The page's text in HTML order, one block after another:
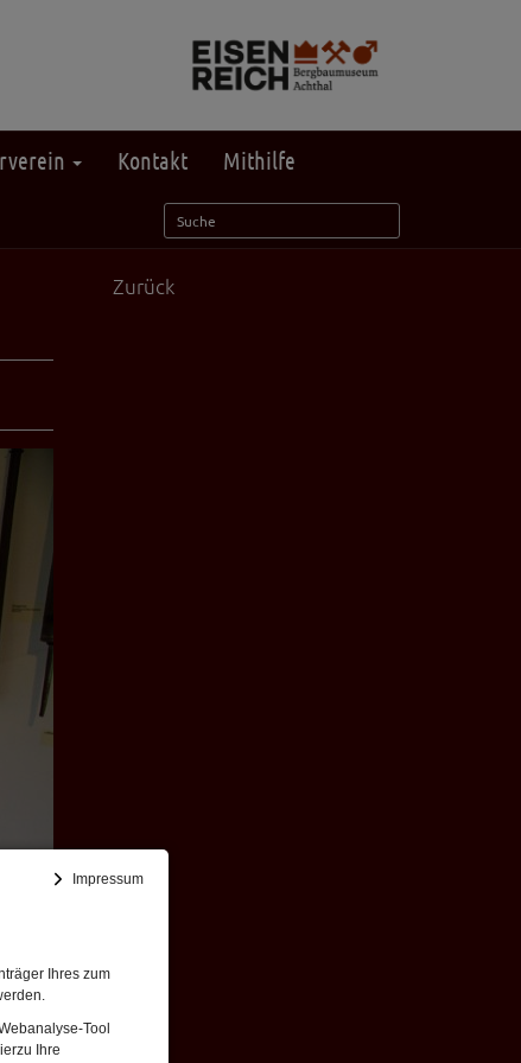
Impressum
Ihres zum
Tool
Ihre
Kontakt Mithilfe
Zurück